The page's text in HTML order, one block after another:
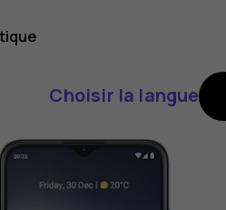
Choisir la langue